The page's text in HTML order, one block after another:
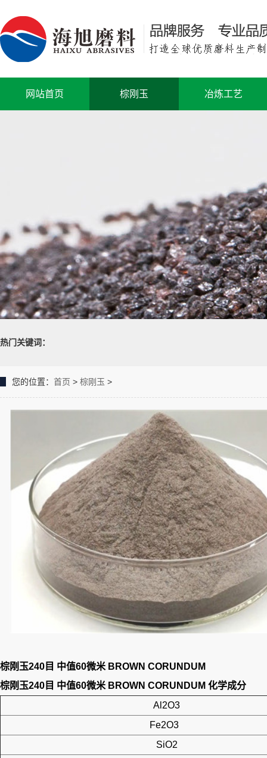
网站首页 棕刚玉 冶炼工艺
热门关键词：
您的位置： 首页 > 棕刚玉 >
棕刚玉240目 中值60微米 BROWN CORUNDUM
棕刚玉240目 中值60微米 BROWN CORUNDUM 化学成分
Al2O3
Fe2O3
SiO2